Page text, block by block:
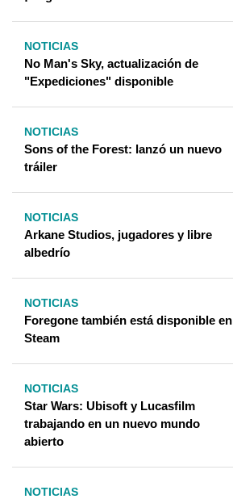
NOTICIAS
No Man's Sky, actualización de
"Expediciones" disponible
NOTICIAS
Sons of the Forest: lanzó un nuevo
tráiler
NOTICIAS
Arkane Studios, jugadores y libre
albedrío
NOTICIAS
Foregone también está disponible en
Steam
NOTICIAS
Star Wars: Ubisoft y Lucasfilm
trabajando en un nuevo mundo
abierto
NOTICIAS